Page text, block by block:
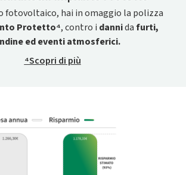
fotovoltaico, hai in omaggio la polizza
Protetto⁴, contro i dannidafurti,
ed eventi atmosferici.
⁴Scopri di più